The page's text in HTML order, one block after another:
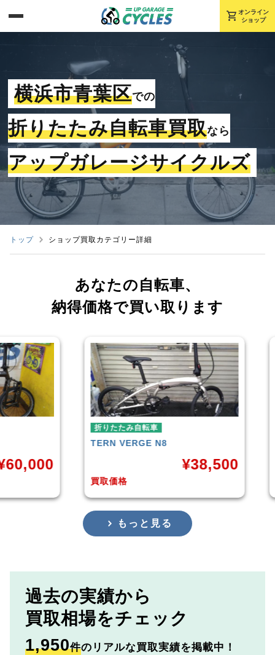
shopping_cart オンライン
ショップ
横浜市青葉区での
折りたたみ自転車買取なら
アップガレージサイクルズ
トップ ショップ買取カテゴリー詳細
あなたの自転車、
納得価格で買い取ります
VERGE N8
もっと見る
過去の実績から
買取相場をチェック
1,950件のリアルな買取実績を掲載中！